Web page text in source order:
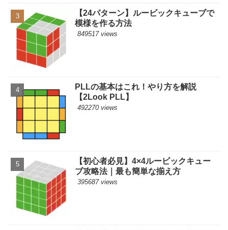
【24パターン】ルービックキューブで
模様を作る方法
849517 views
PLLの基本はこれ！やり方を解説
【2Look PLL】
492270 views
【初心者必見】4×4ルービックキュー
ブ攻略法｜最も簡単な揃え方
395687 views